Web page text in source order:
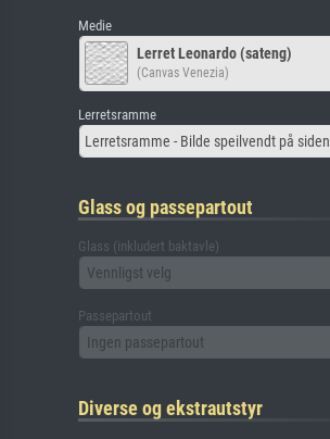
Medie
Lerret Leonardo (sateng)
(Canvas Venezia)
Lerretsramme
Lerretsramme - Bilde speilvendt på siden
Glass og passepartout
Glass (inkludert baktavle)
Vennligst velg
Passepartout
Ingen passepartout
Diverse og ekstrautstyr